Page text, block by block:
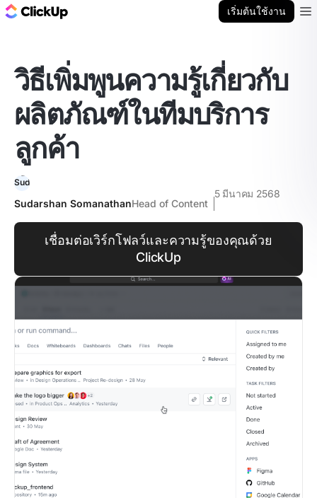
เริ่มต้นใช้งาน
วิธีเพิ่มพูนความรู้เกี่ยวกับ
ผลิตภัณฑ์ในทีมบริการ
ลูกค้า
Sudarshan SomanathanHead of Content
5 มีนาคม 2568
เชื่อมต่อเวิร์กโฟลว์และความรู้ของคุณด้วย
ClickUp